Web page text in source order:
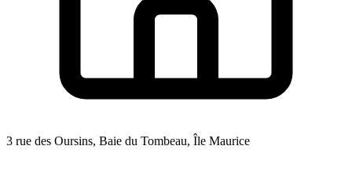
3 rue des Oursins, Baie du Tombeau, Île Maurice